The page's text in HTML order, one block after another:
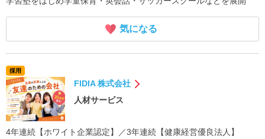
気になる
採用
FIDIA 株式会社
人材サービス
4年連続【ホワイト企業認定】／3年連続【健康経営優良法人】